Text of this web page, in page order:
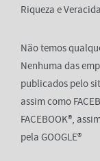
Riqueza e
Não temos
Nenhuma das
publicados pelo
assim como
FACEBOOK®,
pela GOOGLE®